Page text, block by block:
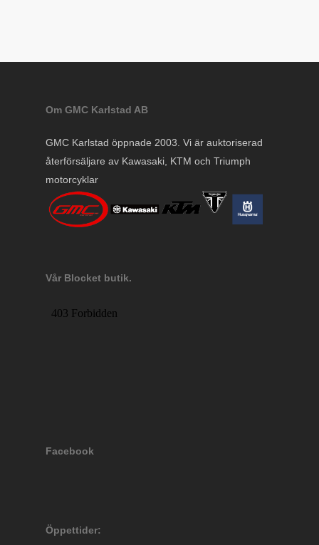
Om GMC Karlstad AB
GMC Karlstad öppnade 2003. Vi är auktoriserad
återförsäljare av Kawasaki, KTM och Triumph
motorcyklar
Vår Blocket butik.
Facebook
Öppettider: